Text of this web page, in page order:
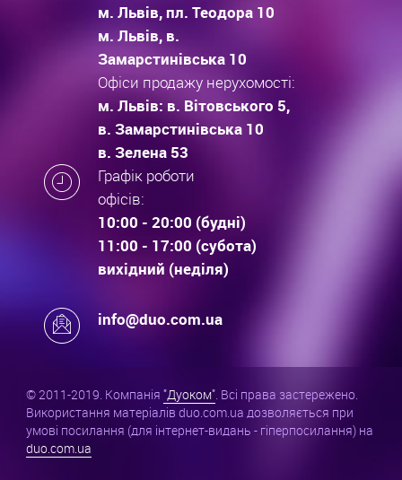
м. Львів, пл. Теодора 10
м. Львів, в.
Замарстинівська 10
Офіси продажу нерухомості:
м. Львів: в. Вітовського 5,
в. Замарстинівська 10
в. Зелена 53
Графік роботи
офісів:
10:00 - 20:00 (будні)
11:00 - 17:00 (субота)
вихідний (неділя)
info@duo.com.ua
© 2011-2019. Компанія "Дуоком". Всі права застережено.
Використання матеріалів duo.com.ua дозволяється при
умові посилання (для інтернет-видань - гіперпосилання) на
duo.com.ua